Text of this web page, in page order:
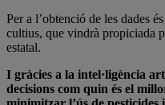
Per a l’obtenció de les dades
cultius, que vindrà propiciada
estatal.
I gràcies a la intel·ligència
decisions com quin és el